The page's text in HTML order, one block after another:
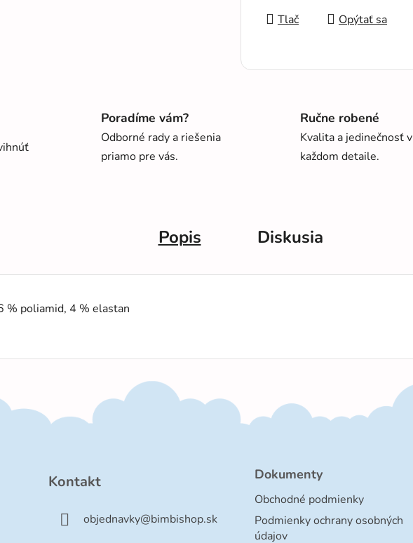
Tlač Opýtať sa
Poradíme vám?
Odborné rady a riešenia
priamo pre vás.
Ručne robené
Kvalita a jedinečnosť v
každom detaile.
Popis Diskusia
% poliamid, 4 % elastan
Kontakt
objednavky@bimbishop.sk
Dokumenty
Obchodné podmienky
Podmienky ochrany osobných
údajov